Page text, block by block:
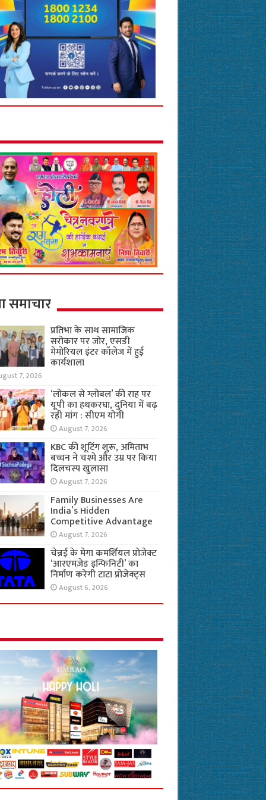
समाचार
प्रतिभा के साथ सामाजिक
सरोकार पर जोर, एसडी
मेमोरियल इंटर कॉलेज में हुई
कार्यशाला
7, 2026
‘लोकल से ग्लोबल’ की राह पर
यूपी का हथकरघा, दुनिया में बढ़
रही मांग : सीएम योगी
August 7, 2026
KBC की शूटिंग शुरू, अमिताभ
बच्चन ने चश्मे और उम्र पर किया
दिलचस्प खुलासा
August 7, 2026
Family Businesses Are
India’s Hidden
Competitive Advantage
August 7, 2026
चेन्नई के मेगा कमर्शियल प्रोजेक्ट
‘आरएमज़ेड इन्फिनिटी’ का
निर्माण करेगी टाटा प्रोजेक्ट्स
August 6, 2026